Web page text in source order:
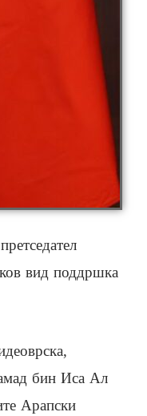
вид поддршка
бин Иса Ал
Арапски